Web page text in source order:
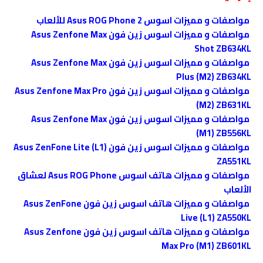
مواصفات و مميزات اسوس Asus ROG Phone 2 للألعاب
مواصفات و مميزات اسوس زين فون Asus Zenfone Max
Shot ZB634KL
مواصفات و مميزات اسوس زين فون Asus Zenfone Max
Plus (M2) ZB634KL
مواصفات و مميزات اسوس زين فون Asus Zenfone Max Pro
(M2) ZB631KL
مواصفات و مميزات اسوس زين فون Asus Zenfone Max
(M1) ZB556KL
مواصفات و مميزات اسوس زين فون Asus ZenFone Lite (L1)
ZA551KL
مواصفات و مميزات هاتف اسوس Asus ROG Phone لعشاق
الألعاب
مواصفات و مميزات هاتف اسوس زين فون Asus ZenFone
Live (L1) ZA550KL
مواصفات و مميزات هاتف اسوس زين فون Asus Zenfone
Max Pro (M1) ZB601KL